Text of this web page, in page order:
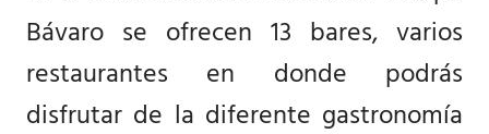
Bávaro se ofrecen 13 bares, varios
restaurantes en donde podrás
disfrutar de la diferente gastronomía